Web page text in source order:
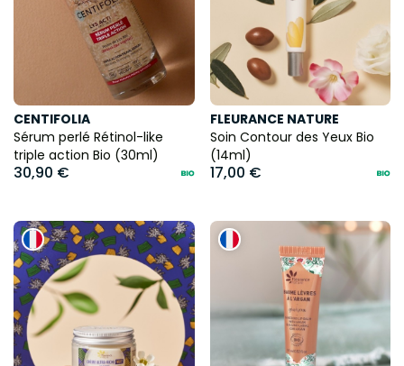
CENTIFOLIA
Sérum perlé Rétinol-like
triple action Bio (30ml)
30,90 €
FLEURANCE NATURE
Soin Contour des Yeux Bio
(14ml)
17,00 €